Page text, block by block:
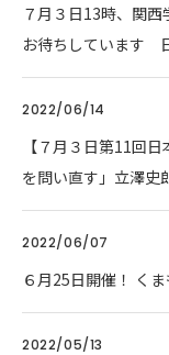
７月３日13時、関
お待ちしています
2022/06/14
【７月３日第11回
を問い直す」立澤史
2022/06/07
６月25日開催！ く
2022/05/13